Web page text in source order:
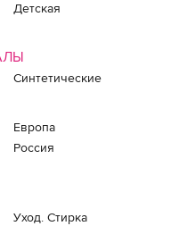
Детская
Синтетические
Европа
Россия
Уход. Стирка